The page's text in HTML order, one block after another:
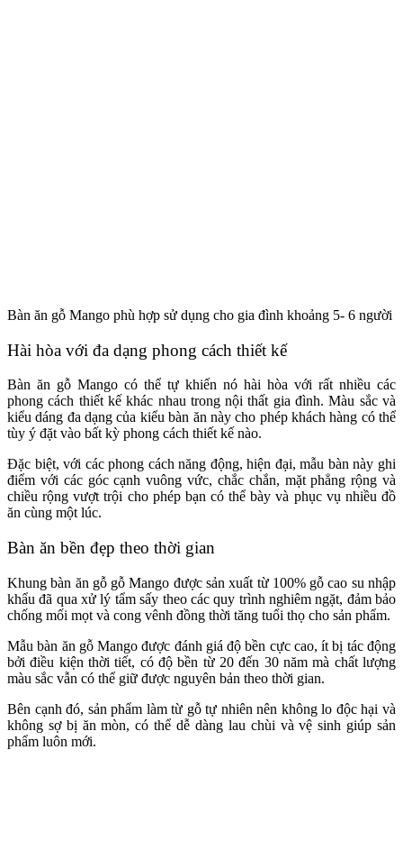
Bàn ăn gỗ Mango phù hợp sử dụng cho gia đình khoảng 5- 6 người
Hài hòa với đa dạng phong cách thiết kế
Bàn ăn gỗ Mango có thể tự khiến nó hài hòa với rất nhiều các
phong cách thiết kế khác nhau trong nội thất gia đình. Màu sắc và
kiểu dáng đa dạng của kiểu bàn ăn này cho phép khách hàng có thể
tùy ý đặt vào bất kỳ phong cách thiết kế nào.
Đặc biệt, với các phong cách năng động, hiện đại, mẫu bàn này ghi
điểm với các góc cạnh vuông vức, chắc chắn, mặt phẳng rộng và
chiều rộng vượt trội cho phép bạn có thể bày và phục vụ nhiều đồ
ăn cùng một lúc.
Bàn ăn bền đẹp theo thời gian
Khung bàn ăn gỗ gỗ Mango được sản xuất từ 100% gỗ cao su nhập
khẩu đã qua xử lý tẩm sấy theo các quy trình nghiêm ngặt, đảm bảo
chống mối mọt và cong vênh đồng thời tăng tuổi thọ cho sản phẩm.
Mẫu bàn ăn gỗ Mango được đánh giá độ bền cực cao, ít bị tác động
bởi điều kiện thời tiết, có độ bền từ 20 đến 30 năm mà chất lượng
màu sắc vẫn có thể giữ được nguyên bản theo thời gian.
Bên cạnh đó, sản phẩm làm từ gỗ tự nhiên nên không lo độc hại và
không sợ bị ăn mòn, có thể dễ dàng lau chùi và vệ sinh giúp sản
phẩm luôn mới.